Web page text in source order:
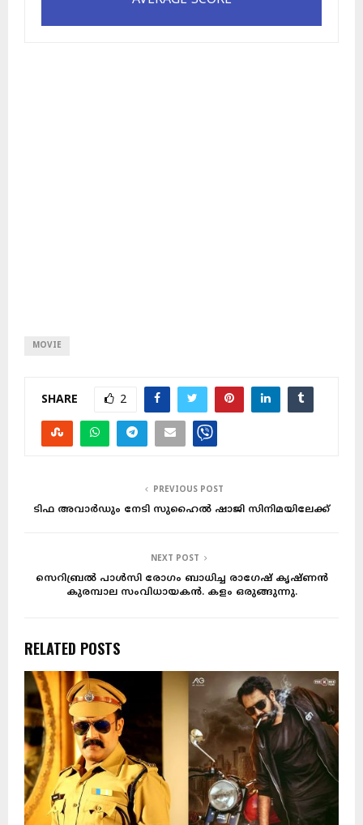
MOVIE
SHARE 2
PREVIOUS POST
ടിഫ അവാർഡും നേടി സുഹൈൽ ഷാജി സിനിമയിലേക്ക്
NEXT POST
സെറിബ്രൽ പാൾസി രോഗം ബാധിച്ച രാഗേഷ് കൃഷ്ണൻ
കുരമ്പാല സംവിധായകൻ. കളം ഒരുങ്ങുന്നു.
RELATED POSTS